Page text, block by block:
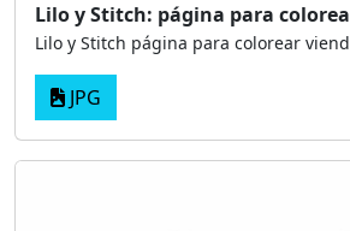
Lilo y Stitch: página para
Lilo y Stitch página para colorear
JPG